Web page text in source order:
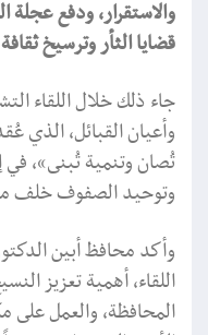
والاستقرار، ودفع عجلة
قضايا الثأر وترسيخ
جاء ذلك خلال اللقاء
وأعيان القبائل، الذي
تُصان وتنمية تُبنى»، في
وتوحيد الصفوف خلف
وأكد محافظ أبين
اللقاء، أهمية تعزيز
المحافظة، والعمل على